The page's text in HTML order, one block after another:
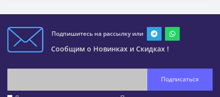
Подпишитесь на рассылку или
Сообщим о Новинках и Скидках !
Подписаться